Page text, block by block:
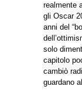
realmente
gli Oscar
anni del
solo
capitolo
cambiò
guardano